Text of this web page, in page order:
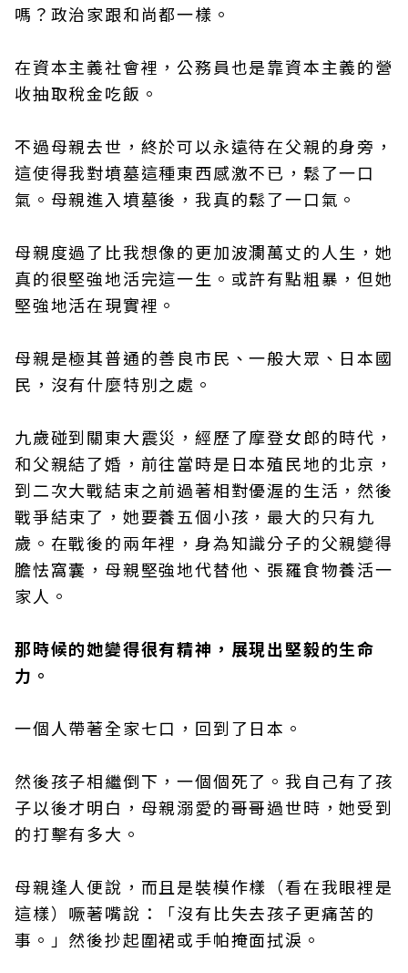
嗎？政治家跟和尚都一樣。
在資本主義社會裡，公務員也是靠資本主義的營
收抽取稅金吃飯。
不過母親去世，終於可以永遠待在父親的身旁，
這使得我對墳墓這種東西感激不已，鬆了一口
氣。母親進入墳墓後，我真的鬆了一口氣。
母親度過了比我想像的更加波瀾萬丈的人生，她
真的很堅強地活完這一生。或許有點粗暴，但她
堅強地活在現實裡。
母親是極其普通的善良市民、一般大眾、日本國
民，沒有什麼特別之處。
九歲碰到關東大震災，經歷了摩登女郎的時代，
和父親結了婚，前往當時是日本殖民地的北京，
到二次大戰結束之前過著相對優渥的生活，然後
戰爭結束了，她要養五個小孩，最大的只有九
歲。在戰後的兩年裡，身為知識分子的父親變得
膽怯窩囊，母親堅強地代替他、張羅食物養活一
家人。
那時候的她變得很有精神，展現出堅毅的生命
力。
一個人帶著全家七口，回到了日本。
然後孩子相繼倒下，一個個死了。我自己有了孩
子以後才明白，母親溺愛的哥哥過世時，她受到
的打擊有多大。
母親逢人便說，而且是裝模作樣（看在我眼裡是
這樣）噘著嘴說：「沒有比失去孩子更痛苦的
事。」然後抄起圍裙或手帕掩面拭淚。